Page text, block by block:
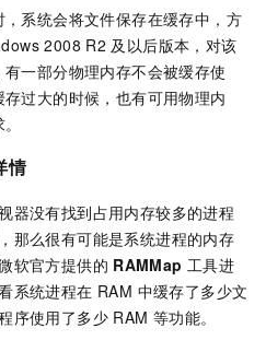
系统会将文件保存在缓存中，方
2008 R2 及以后版本，对该
一部分物理内存不会被缓存使
过大的时候，也有可用物理内
情
器没有找到占用内存较多的进程
那么很有可能是系统进程的内存
软官方提供的 RAMMap 工具进
系统进程在 RAM 中缓存了多少文
序使用了多少 RAM 等功能。